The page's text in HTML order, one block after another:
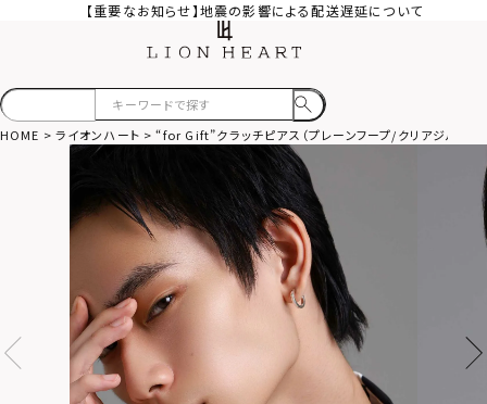
【重要なお知らせ】地震の影響による配送遅延について
HOME ライオンハート “for Gift”クラッチピアス（プレーンフープ/クリアジルコ